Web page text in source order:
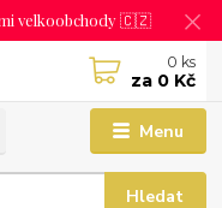
velkoobchody 🇨🇿
Menu
Hledat
0 ks
za 0 Kč